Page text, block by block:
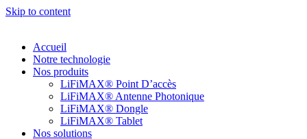
Skip to content
Accueil
Notre technologie
Nos produits
LiFiMAX® Point D’accès
LiFiMAX® Antenne Photonique
LiFiMAX® Dongle
LiFiMAX® Tablet
Nos solutions